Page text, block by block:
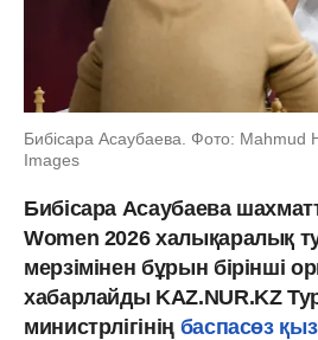
Бибісара Асаубаева. Фото: Mahmud
Images
Бибісара Асаубаева
Women 2026 халықаралық
мерзімінен бұрын бірінші
хабарлайды KAZ.NUR.KZ
министрлігінің баспасөз